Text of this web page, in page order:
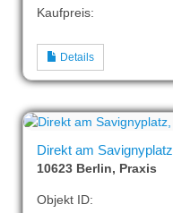
Kaufpreis:
Details
Direkt am Savignyplatz
10623 Berlin, Praxis
Objekt ID: